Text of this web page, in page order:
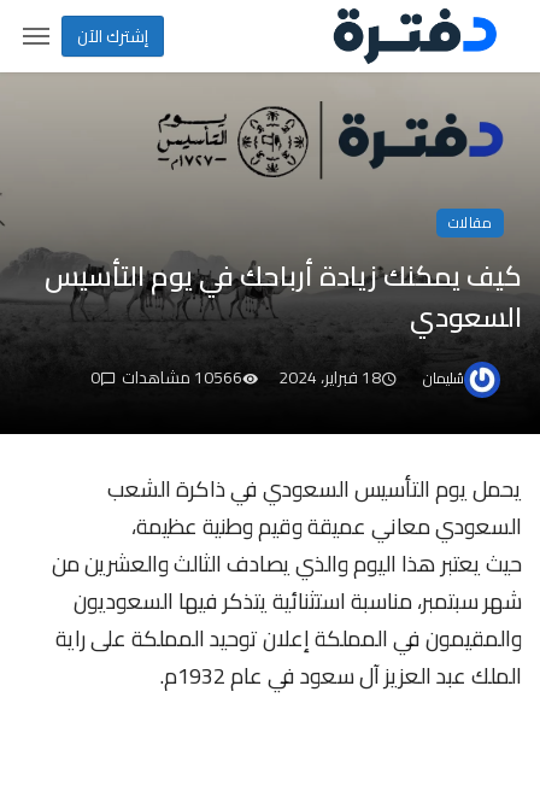
إشترك الآن
مقالات
كيف يمكنك زيادة أرباحك في يوم التأسيس
السعودي
سُليمان 18 فبراير، 2024 10566 مشاهدات 0
يحمل يوم التأسيس السعودي في ذاكرة الشعب
السعودي معاني عميقة وقيم وطنية عظيمة،
حيث يعتبر هذا اليوم والذي يصادف الثالث والعشرين من
شهر سبتمبر، مناسبة استثنائية يتذكر فيها السعوديون
والمقيمون في المملكة إعلان توحيد المملكة على راية
الملك عبد العزيز آل سعود في عام 1932م.